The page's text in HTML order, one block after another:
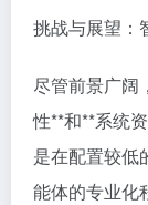
挑战与展望：
尽管前景广阔
性**和**系统
是在配置较低
能体的专业化